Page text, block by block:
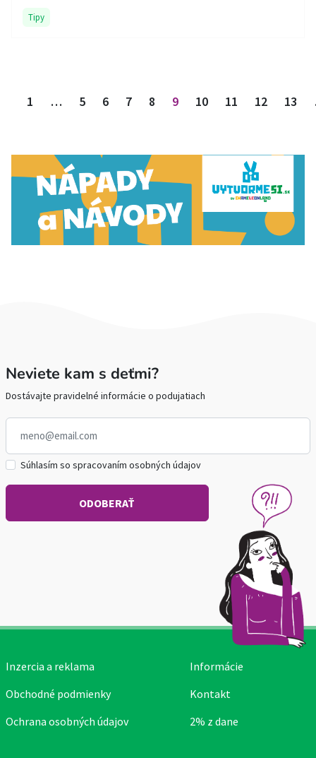
Tipy
1 … 5 6 7 8 9 10 11 12 13
Neviete kam s deťmi?
Dostávajte pravidelné informácie o podujatiach
Súhlasím so spracovaním osobných údajov
Inzercia a reklama
Obchodné podmienky
Ochrana osobných údajov
Informácie
Kontakt
2% z dane